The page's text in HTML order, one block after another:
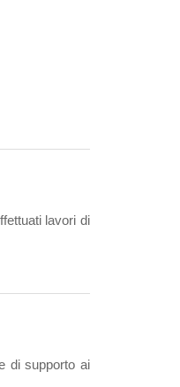
lavori di
di supporto ai